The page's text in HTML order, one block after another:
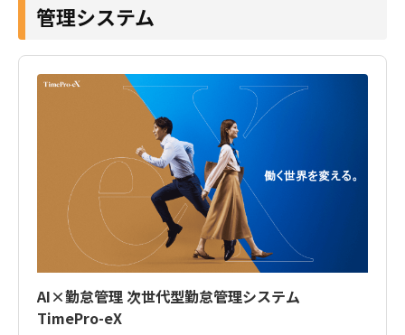
管理システム
AI×勤怠管理 次世代型勤怠管理システム
TimePro-eX